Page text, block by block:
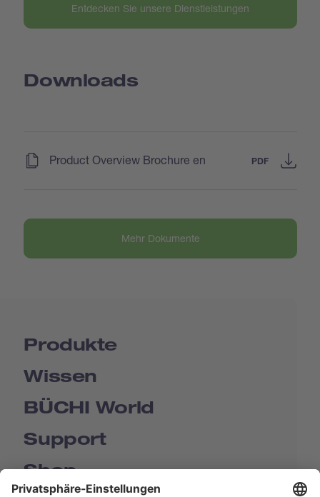
Entdecken Sie unsere Dienstleistungen
Downloads
Product Overview Brochure en PDF
Mehr Dokumente
Produkte
Wissen
BÜCHI World
Support
Shop